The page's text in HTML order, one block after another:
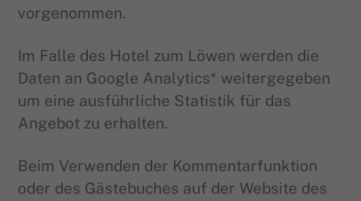
vorgenommen.
Im Falle des Hotel zum Löwen werden die
Daten an Google Analytics* weitergegeben
um eine ausführliche Statistik für das
Angebot zu erhalten.
Beim Verwenden der Kommentarfunktion
oder des Gästebuches auf der Website des